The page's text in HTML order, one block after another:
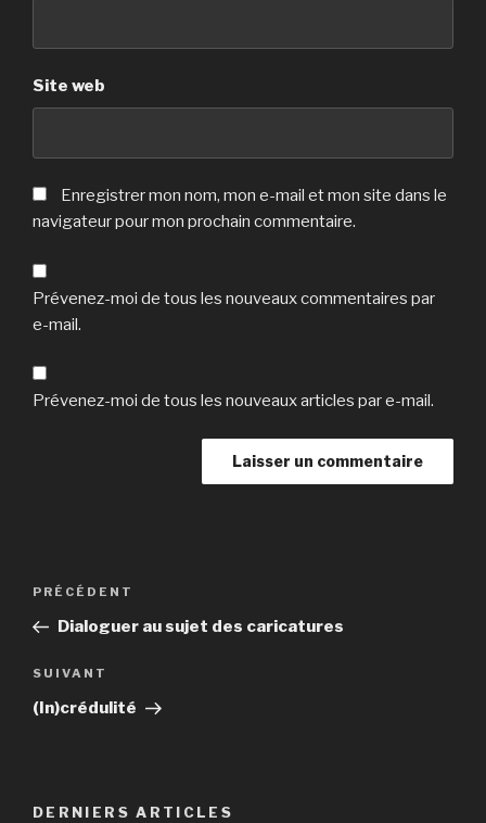
Site web
Enregistrer mon nom, mon e-mail et mon site dans le
navigateur pour mon prochain commentaire.
Prévenez-moi de tous les nouveaux commentaires par
e-mail.
Prévenez-moi de tous les nouveaux articles par e-mail.
Navigation
l’article
Article
précédent
PRÉCÉDENT
Dialoguer au sujet des caricatures
Article
suivant
SUIVANT
(In)crédulité
DERNIERS ARTICLES